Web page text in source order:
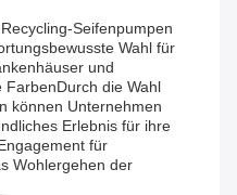
Seifenpumpen
Wahl für
und
FarbenDurch die Wahl
können Unternehmen
Erlebnis für ihre
für
Wohlergehen der